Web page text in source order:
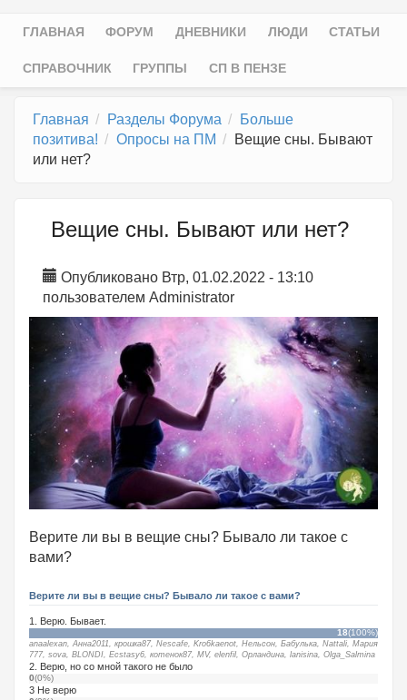
Главное меню
ГЛАВНАЯ ФОРУМ ДНЕВНИКИ ЛЮДИ СТАТЬИ
СПРАВОЧНИК ГРУППЫ СП В ПЕНЗЕ
Главная Разделы Форума
Больше
позитива!
Опросы на ПМ
Вещие сны. Бывают
или нет?
Вещие сны. Бывают или нет?
Опубликовано Втр, 01.02.2022 - 13:10
пользователем Administrator
Верите ли вы в вещие сны? Бывало ли такое с
вами?
Верите ли вы в вещие сны? Бывало ли такое с вами?
1. Верю. Бывает.
18(100%)
anaalexan, Анна2011, крошка87, Nescafe, Kro6kaenot, Нельсон, Бабулька, Nattali, Мария
777, sova, BLONDI, Ecstasy6, котенок87, MV, elenfil, Орландина, lanisina, Olga_Salmina
2. Верю, но со мной такого не было
0(0%)
3 Не верю